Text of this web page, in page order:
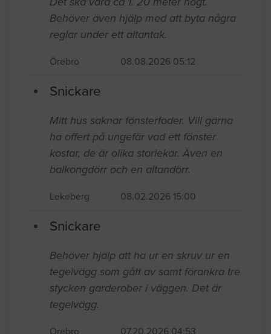
Behöver även hjälp med att byta några
reglar under ett altantak.
Örebro 08.08.2026 05:12
Snickare
Mitt hus saknar fönsterfoder. Vill gärna
ha offert på ungefär vad ett fönster
kostar, de är olika storlekar. Även en
balkongdörr och en altandörr.
Lekeberg 08.02.2026 15:00
Snickare
Behöver hjälp att ha ur en skruv ur en
tegelvägg som gått av samt förankra tre
stycken garderober i väggen. Det är
tegelvägg.
Örebro 07.20.2026 04:53